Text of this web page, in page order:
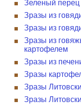
Зеленый
Зразы из
Зразы из
Зразы из
картофелем
Зразы из
Зразы
Зразы
Зразы